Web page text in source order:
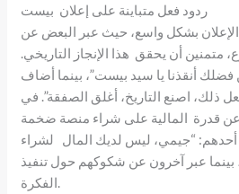
ردود فعل متباينة على إعلان بيست
بشكل واسع، حيث عبر البعض عن
متمنين أن يحقق هذا الإنجاز التاريخي.
فضلك أنقذنا يا سيد بيست”، بينما أضاف
ذلك، اصنع التاريخ، أغلق الصفقة”. في
عن قدرة المالية على شراء منصة ضخمة
“جيمي، ليس لديك المال لشراء
بينما عبر آخرون عن شكوكهم حول تنفيذ